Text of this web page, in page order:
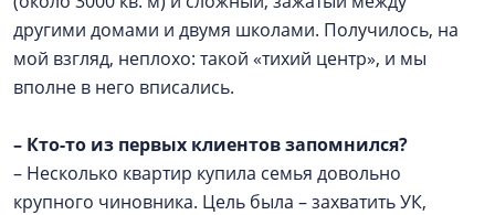
другими домами и двумя школами. Получилось, на
мой взгляд, неплохо: такой «тихий центр», и мы
вполне в него вписались.
– Кто-то из первых клиентов запомнился?
– Несколько квартир купила семья довольно
крупного чиновника. Цель была – захватить УК,